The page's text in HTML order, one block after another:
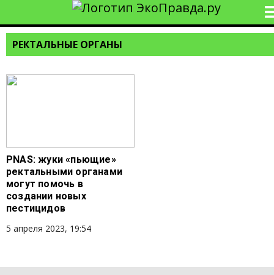
РЕКТАЛЬНЫЕ ОРГАНЫ
PNAS: жуки «пьющие»
ректальными органами
могут помочь в
создании новых
пестицидов
5 апреля 2023, 19:54